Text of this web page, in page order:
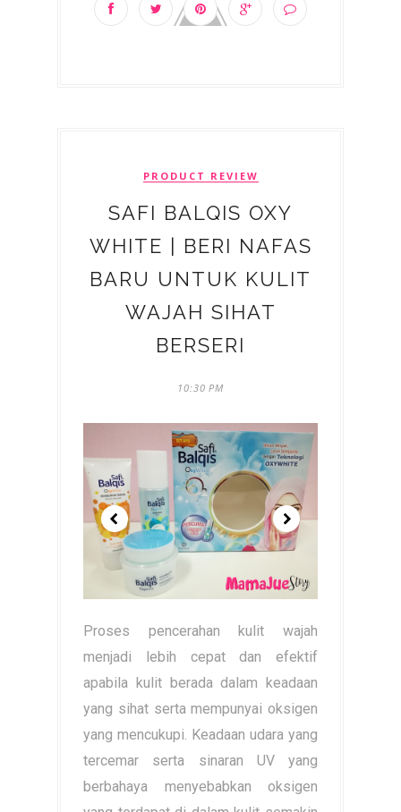
PRODUCT REVIEW
SAFI BALQIS OXY
WHITE | BERI NAFAS
BARU UNTUK KULIT
WAJAH SIHAT
BERSERI
10:30 PM
Proses pencerahan kulit wajah
menjadi lebih cepat dan efektif
apabila kulit berada dalam keadaan
yang sihat serta mempunyai oksigen
yang mencukupi. Keadaan udara yang
tercemar serta sinaran UV yang
berbahaya menyebabkan oksigen